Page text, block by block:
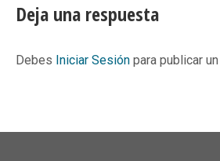
Deja una respuesta
Debes Iniciar Sesión para publicar